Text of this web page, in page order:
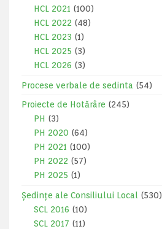
HCL 2021 (100)
HCL 2022 (48)
HCL 2023 (1)
HCL 2025 (3)
HCL 2026 (3)
Procese verbale de sedinta (54)
Proiecte de Hotărâre (245)
PH (3)
PH 2020 (64)
PH 2021 (100)
PH 2022 (57)
PH 2025 (1)
Ședințe ale Consiliului Local
(530)
SCL 2016 (10)
SCL 2017 (11)